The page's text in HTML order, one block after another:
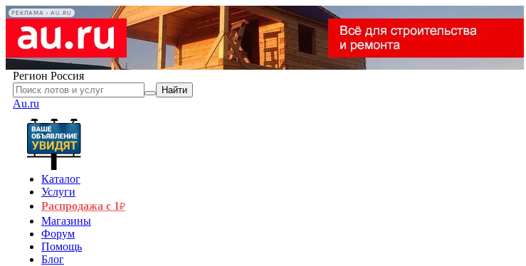
РЕКЛАМА • AU.RU
Регион Россия
Найти
Au.ru
Каталог
Услуги
Распродажа с 1₽
Магазины
Форум
Помощь
Блог